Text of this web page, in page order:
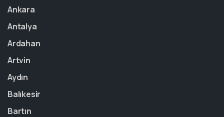
Ankara
Antalya
Ardahan
Artvin
Aydın
Balıkesir
Bartın